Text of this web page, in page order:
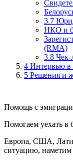
3.7
НКО и
(RMA)
3.8
4 Интервью в
5 Решения и
Помощь с
Помогаем уехать в
Европа, США,
ситуацию, наметим